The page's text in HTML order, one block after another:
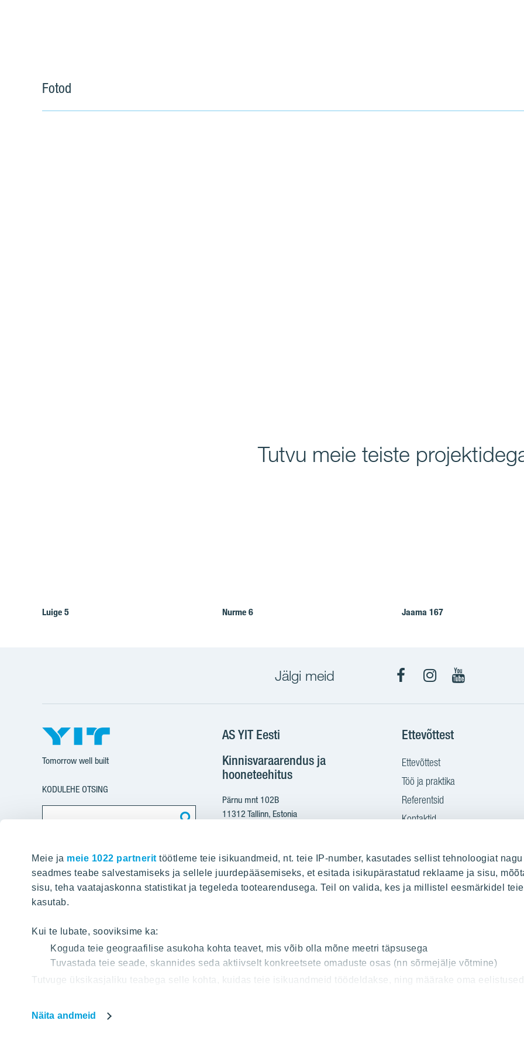
Meie ja meie 1022 partnerit töötleme teie isikuandmeid, nt. teie IP-number, kasutades sellist tehnoloogiat
seadmes teabe salvestamiseks ja sellele juurdepääsemiseks, et esitada isikupärastatud reklaame ja sisu,
sisu, teha vaatajaskonna statistikat ja tegeleda tootearendusega. Teil on valida, kes ja millistel eesmärkidel
kasutab.
Kui te lubate, sooviksime ka:
Koguda teie geograafilise asukoha kohta teavet, mis võib olla mõne meetri täpsusega
Tuvastada teie seade, skannides seda aktiivselt konkreetsete omaduste osas (nn sõrmejälje võtmine)
Tutvuge üksikasjaliku teabega selle kohta, kuidas teie isikuandmeid töödeldakse, ning määrake oma
Näita andmeid
Fotod
Tutvu meie teiste
Luige 5 Nurme 6 Jaama 167
Jälgi meid
Tomorrow well built
KODULEHE OTSING
AS YIT Eesti
Kinnisvaraarendus ja
hooneteehitus
Pärnu mnt 102B
11312 Tallinn, Estonia
+372 665 2100
yit@yit.ee
Registrikood: 10093801
KMKR: EE100210897
Ettevõttest
Ettevõttest
Töö ja praktika
Referentsid
Kontaktid